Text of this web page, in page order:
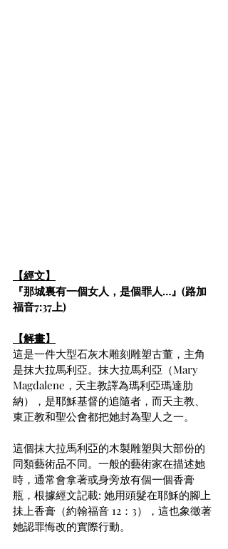
【經文】
『那城裏有一個女人，是個罪人…』(路加
福音7:37上)
【解畫】
這是一件大型石灰木雕刻雕塑古董，主角
是抹大拉馬利亞。抹大拉馬利亞（Mary
Magdalene，天主教譯為瑪利亞瑪達肋
納），是耶穌基督的追隨者，而天主教、
東正教和聖公會都把她封為聖人之一。
這個抹大拉馬利亞的木製雕塑與大部份的
同類藝術品不同。一般的藝術家在描述她
時，通常會拿著或身旁放有個一個香膏
瓶，根據經文記載: 她用頭髮在耶穌的腳上
抺上香膏（約翰福音 12：3），這也象徵著
她認罪悔改的實際行動。